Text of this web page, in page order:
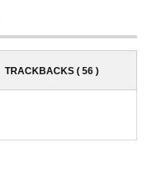
TRACKBACKS ( 56 )